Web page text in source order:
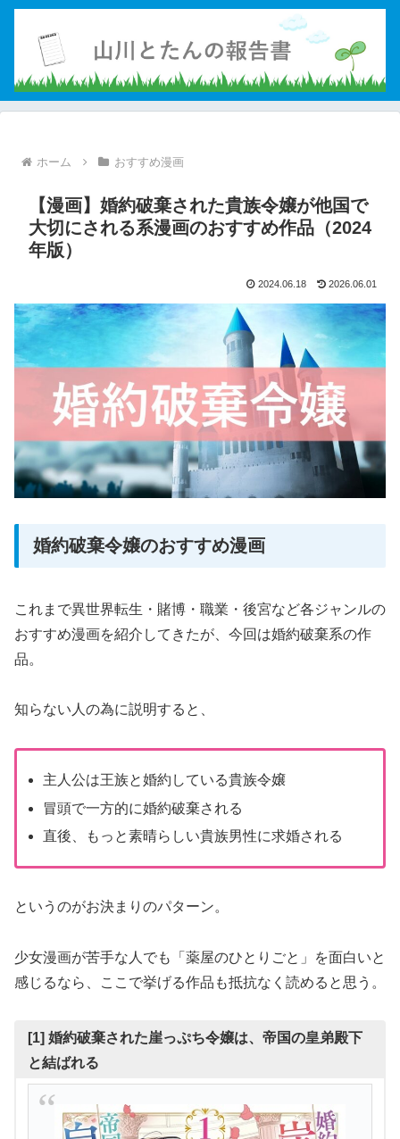
ホーム おすすめ漫画
【漫画】婚約破棄された貴族令嬢が他国で
大切にされる系漫画のおすすめ作品（2024
年版）
2024.06.18 2026.06.01
婚約破棄令嬢のおすすめ漫画
これまで異世界転生・賭博・職業・後宮など各ジャンルの
おすすめ漫画を紹介してきたが、今回は婚約破棄系の作
品。
知らない人の為に説明すると、
主人公は王族と婚約している貴族令嬢
冒頭で一方的に婚約破棄される
直後、もっと素晴らしい貴族男性に求婚される
というのがお決まりのパターン。
少女漫画が苦手な人でも「薬屋のひとりごと」を面白いと
感じるなら、ここで挙げる作品も抵抗なく読めると思う。
[1] 婚約破棄された崖っぷち令嬢は、帝国の皇弟殿下
と結ばれる